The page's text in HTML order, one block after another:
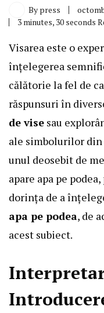
By press
3 minutes, 30 seconds
Visarea este o
înțelegerea
călătorie la fel de
răspunsuri în
de vise sau
ale simbolurilor din
unul deosebit de
apare apa pe
dorința de a
apa pe podea, de
acest subiect.